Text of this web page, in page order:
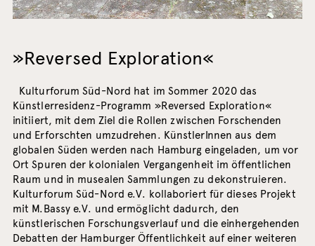
»Reversed Exploration«
Kulturforum Süd-Nord hat im Sommer 2020 das
Künstlerresidenz-Programm »Reversed Exploration«
initiiert, mit dem Ziel die Rollen zwischen Forschenden
und Erforschten umzudrehen. KünstlerInnen aus dem
globalen Süden werden nach Hamburg eingeladen, um vor
Ort Spuren der kolonialen Vergangenheit im öffentlichen
Raum und in musealen Sammlungen zu dekonstruieren.
Kulturforum Süd-Nord e.V. kollaboriert für dieses Projekt
mit M.Bassy e.V. und ermöglicht dadurch, den
künstlerischen Forschungsverlauf und die einhergehenden
Debatten der Hamburger Öffentlichkeit auf einer weiteren